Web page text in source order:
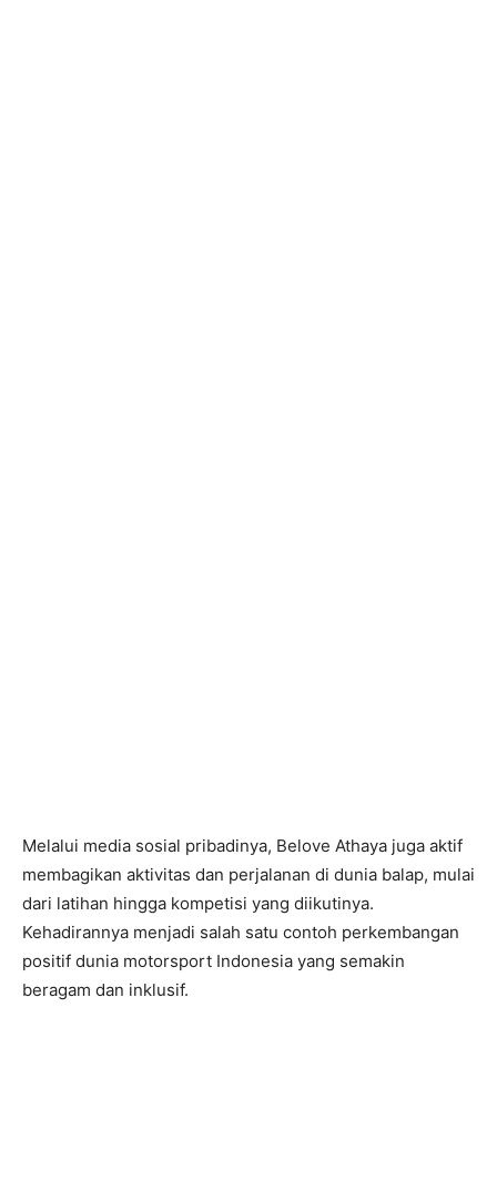
Melalui media sosial pribadinya, Belove Athaya juga aktif
membagikan aktivitas dan perjalanan di dunia balap, mulai
dari latihan hingga kompetisi yang diikutinya.
Kehadirannya menjadi salah satu contoh perkembangan
positif dunia motorsport Indonesia yang semakin
beragam dan inklusif.